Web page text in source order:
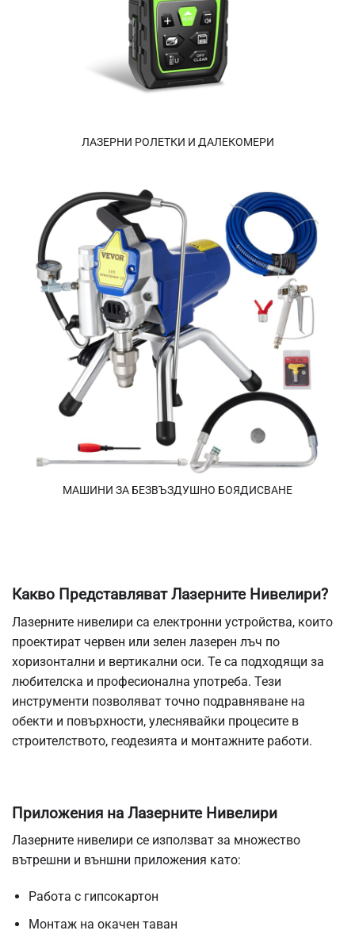
ЛАЗЕРНИ РОЛЕТКИ И ДАЛЕКОМЕРИ
МАШИНИ ЗА БЕЗВЪЗДУШНО БОЯДИСВАНЕ
Какво Представляват Лазерните Нивелири?
Лазерните нивелири са електронни устройства, които
проектират червен или зелен лазерен лъч по
хоризонтални и вертикални оси. Те са подходящи за
любителска и професионална употреба. Тези
инструменти позволяват точно подравняване на
обекти и повърхности, улеснявайки процесите в
строителството, геодезията и монтажните работи.
Приложения на Лазерните Нивелири
Лазерните нивелири се използват за множество
вътрешни и външни приложения като:
Работа с гипсокартон
Монтаж на окачен таван